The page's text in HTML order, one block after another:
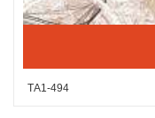
ТА1-494